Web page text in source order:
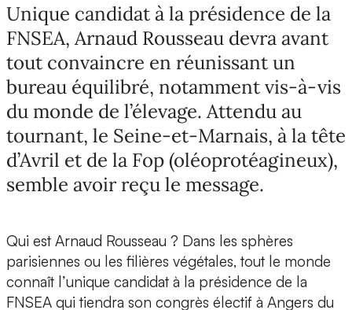
Unique candidat à la présidence de la
FNSEA, Arnaud Rousseau devra avant
tout convaincre en réunissant un
bureau équilibré, notamment vis-à-vis
du monde de l’élevage. Attendu au
tournant, le Seine-et-Marnais, à la tête
d’Avril et de la Fop (oléoprotéagineux),
semble avoir reçu le message.
Qui est Arnaud Rousseau ? Dans les sphères
parisiennes ou les filières végétales, tout le monde
connaît l’unique candidat à la présidence de la
FNSEA qui tiendra son congrès électif à Angers du